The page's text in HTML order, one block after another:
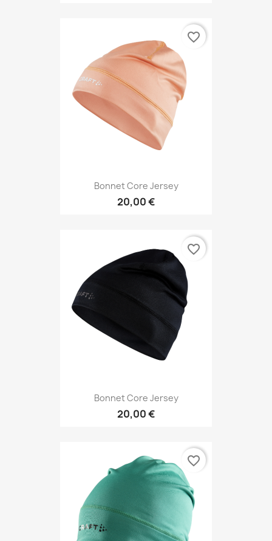
Bonnet Core Jersey
20,00 €
favorite_border
Bonnet Core Jersey
20,00 €
favorite_border
favorite_border